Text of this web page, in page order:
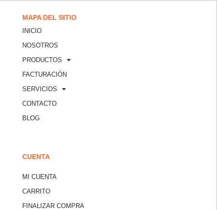
MAPA DEL SITIO
INICIO
NOSOTROS
PRODUCTOS
FACTURACIÓN
SERVICIOS
CONTACTO
BLOG
CUENTA
MI CUENTA
CARRITO
FINALIZAR COMPRA